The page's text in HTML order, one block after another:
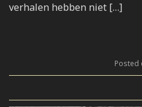
verhalen hebben niet […]
Posted